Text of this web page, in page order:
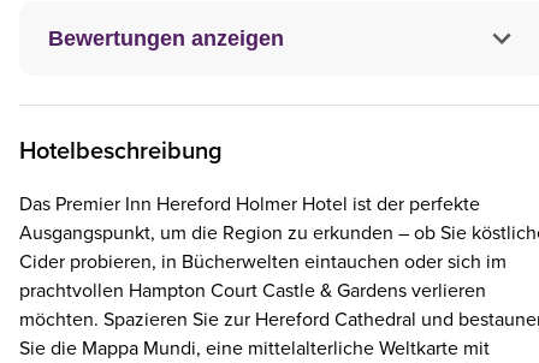
Bewertungen anzeigen
Hotelbeschreibung
Das Premier Inn Hereford Holmer Hotel ist der perfekte
Ausgangspunkt, um die Region zu erkunden – ob Sie
Cider probieren, in Bücherwelten eintauchen oder sich im
prachtvollen Hampton Court Castle & Gardens verlieren
möchten. Spazieren Sie zur Hereford Cathedral und
Sie die Mappa Mundi, eine mittelalterliche Weltkarte mit